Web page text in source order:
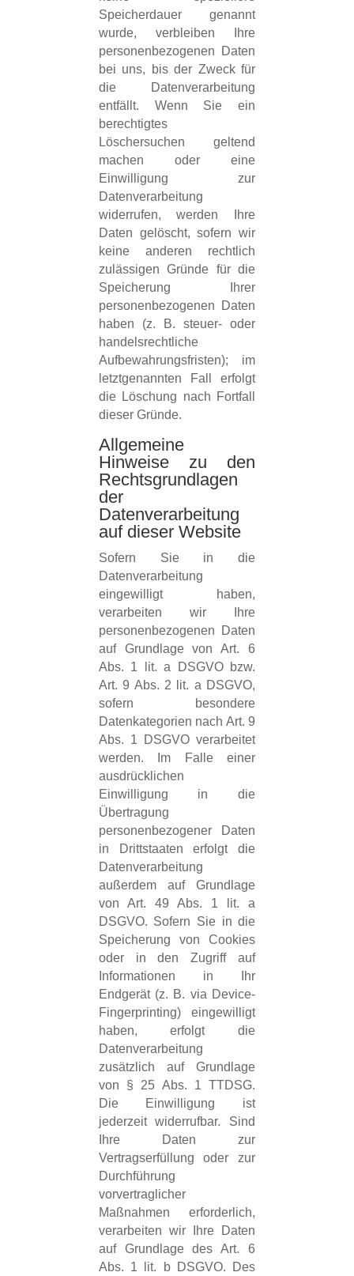
Speicherdauer genannt
wurde, verbleiben Ihre
personenbezogenen Daten
bei uns, bis der Zweck für
die Datenverarbeitung
entfällt. Wenn Sie ein
berechtigtes
Löschersuchen geltend
machen oder eine
Einwilligung zur
Datenverarbeitung
widerrufen, werden Ihre
Daten gelöscht, sofern wir
keine anderen rechtlich
zulässigen Gründe für die
Speicherung Ihrer
personenbezogenen Daten
haben (z. B. steuer- oder
handelsrechtliche
Aufbewahrungsfristen); im
letztgenannten Fall erfolgt
die Löschung nach Fortfall
dieser Gründe.
Allgemeine
Hinweise zu den
Rechtsgrundlagen
der
Datenverarbeitung
auf dieser Website
Sofern Sie in die
Datenverarbeitung
eingewilligt haben,
verarbeiten wir Ihre
personenbezogenen Daten
auf Grundlage von Art. 6
Abs. 1 lit. a DSGVO bzw.
Art. 9 Abs. 2 lit. a DSGVO,
sofern besondere
Datenkategorien nach Art. 9
Abs. 1 DSGVO verarbeitet
werden. Im Falle einer
ausdrücklichen
Einwilligung in die
Übertragung
personenbezogener Daten
in Drittstaaten erfolgt die
Datenverarbeitung
außerdem auf Grundlage
von Art. 49 Abs. 1 lit. a
DSGVO. Sofern Sie in die
Speicherung von Cookies
oder in den Zugriff auf
Informationen in Ihr
Endgerät (z. B. via Device-
Fingerprinting) eingewilligt
haben, erfolgt die
Datenverarbeitung
zusätzlich auf Grundlage
von § 25 Abs. 1 TTDSG.
Die Einwilligung ist
jederzeit widerrufbar. Sind
Ihre Daten zur
Vertragserfüllung oder zur
Durchführung
vorvertraglicher
Maßnahmen erforderlich,
verarbeiten wir Ihre Daten
auf Grundlage des Art. 6
Abs. 1 lit. b DSGVO. Des